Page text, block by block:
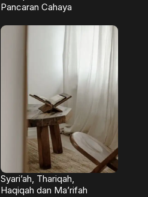
Pancaran Cahaya
Syari’ah, Thariqah,
Haqiqah dan Ma’rifah